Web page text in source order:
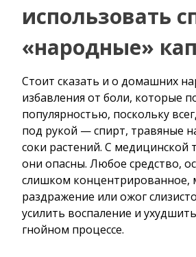
использовать
«народные»
Стоит сказать и о домашних
избавления от боли, которые
популярностью, поскольку
под рукой — спирт, травяные
соки растений. С медицинской
они опасны. Любое средство,
слишком концентрированное,
раздражение или ожог
усилить воспаление и
гнойном процессе.